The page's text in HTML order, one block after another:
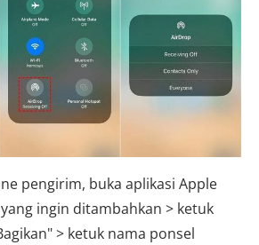
pengirim, buka aplikasi Apple
ingin ditambahkan > ketuk
> ketuk nama ponsel